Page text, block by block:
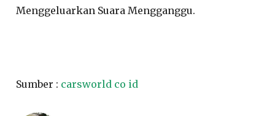
Menggeluarkan Suara Mengganggu.
Sumber : carsworld co id